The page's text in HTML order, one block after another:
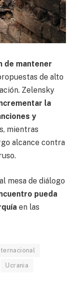
de mantener
de alto
Zelensky
la
y
mientras
alcance contra
mesa de diálogo
pueda
en las
Ucrania